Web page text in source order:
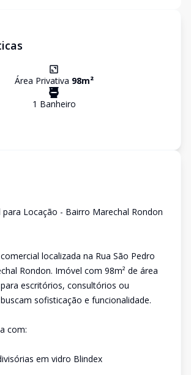
Área Privativa 98m²
1 Banheiro
para Locação - Bairro Marechal Rondon
localizada na Rua São Pedro
Rondon. Imóvel com 98m² de área
escritórios, consultórios ou
sofisticação e funcionalidade.
com:
em vidro Blindex